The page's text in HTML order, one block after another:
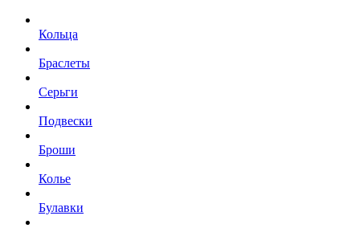
Кольца
Браслеты
Серьги
Подвески
Броши
Колье
Булавки